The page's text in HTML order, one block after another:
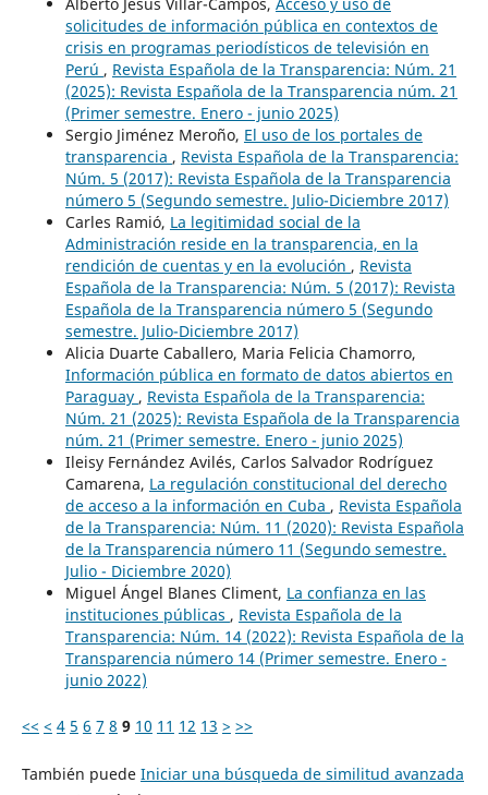
solicitudes de información pública en contextos de
crisis en programas periodísticos de televisión en
Perú , Revista Española de la Transparencia: Núm. 21
(2025): Revista Española de la Transparencia núm. 21
(Primer semestre. Enero - junio 2025)
Sergio Jiménez Meroño, El uso de los portales de
transparencia , Revista Española de la Transparencia:
Núm. 5 (2017): Revista Española de la Transparencia
número 5 (Segundo semestre. Julio-Diciembre 2017)
Carles Ramió, La legitimidad social de la
Administración reside en la transparencia, en la
rendición de cuentas y en la evolución , Revista
Española de la Transparencia: Núm. 5 (2017): Revista
Española de la Transparencia número 5 (Segundo
semestre. Julio-Diciembre 2017)
Alicia Duarte Caballero, Maria Felicia Chamorro,
Información pública en formato de datos abiertos en
Paraguay , Revista Española de la Transparencia:
Núm. 21 (2025): Revista Española de la Transparencia
núm. 21 (Primer semestre. Enero - junio 2025)
Ileisy Fernández Avilés, Carlos Salvador Rodríguez
Camarena, La regulación constitucional del derecho
de acceso a la información en Cuba , Revista Española
de la Transparencia: Núm. 11 (2020): Revista Española
de la Transparencia número 11 (Segundo semestre.
Julio - Diciembre 2020)
Miguel Ángel Blanes Climent, La confianza en las
instituciones públicas , Revista Española de la
Transparencia: Núm. 14 (2022): Revista Española de la
Transparencia número 14 (Primer semestre. Enero -
junio 2022)
<< < 4 5 6 7 8 9 10 11 12 13 > >>
También puede Iniciar una búsqueda de similitud avanzada